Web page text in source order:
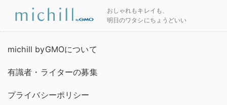
おしゃれもキレイも、
明日のワタシにちょうどいい
michill byGMOについて
有識者・ライターの募集
プライバシーポリシー